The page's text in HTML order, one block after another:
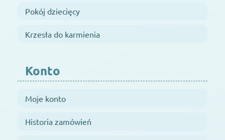
Pokój dziecięcy
Krzesła do karmienia
Konto
Moje konto
Historia zamówień